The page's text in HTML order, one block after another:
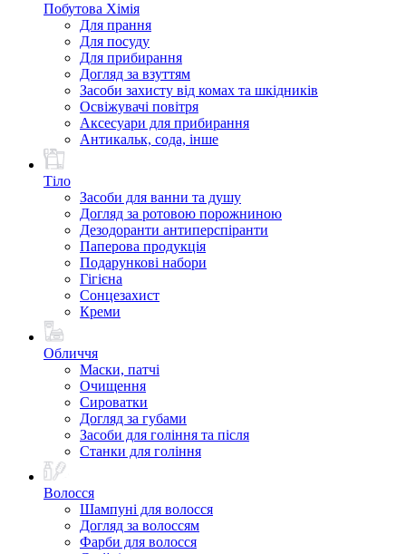
Побутова Хімія
Для прання
Для посуду
Для прибирання
Догляд за взуттям
Засоби захисту від комах та шкідників
Освіжувачі повітря
Аксесуари для прибирання
Антикальк, сода, інше
Тіло
Засоби для ванни та душу
Догляд за ротовою порожниною
Дезодоранти антиперспіранти
Паперова продукція
Подарункові набори
Гігієна
Сонцезахист
Креми
Обличчя
Маски, патчі
Очищення
Сироватки
Догляд за губами
Засоби для гоління та після
Станки для гоління
Волосся
Шампуні для волосся
Догляд за волоссям
Фарби для волосся